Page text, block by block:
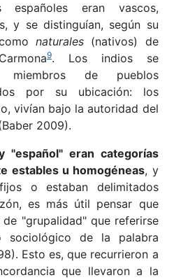
eran vascos,
y se distinguían, según su
naturales (nativos) de
9. Los indios se
miembros de pueblos
por su ubicación: los
vivían bajo la autoridad del
2009).
"español" eran categorías
estables u homogéneas, y
o estaban delimitados
es más útil pensar que
"grupalidad" que referirse
de la palabra
Esto es, que recurrieron a
que llevaron a la